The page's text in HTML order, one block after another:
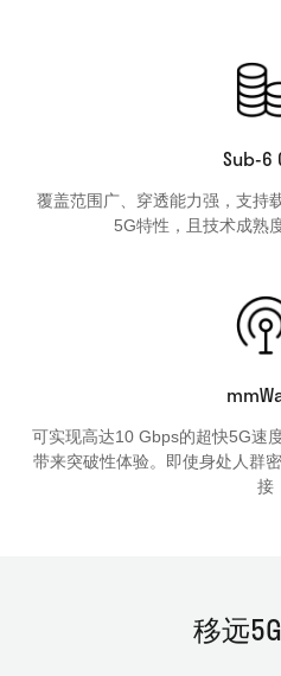
Sub-6
覆盖范围广、穿透能力强，支
5G特性，且技术成熟
可实现高达10 Gbps的超快5G速度
带来突破性体验。即使身处人
接
移远